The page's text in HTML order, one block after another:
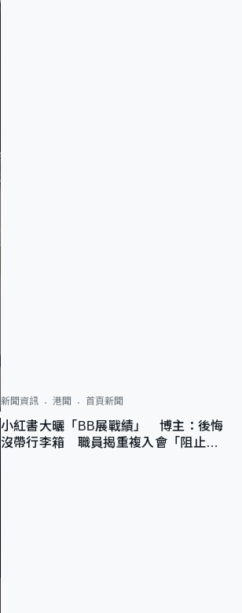
新聞資訊 港聞 首頁新聞
小紅書大曬「BB展戰績」 博主：後悔
沒帶行李箱 職員揭重複入會「阻止唔